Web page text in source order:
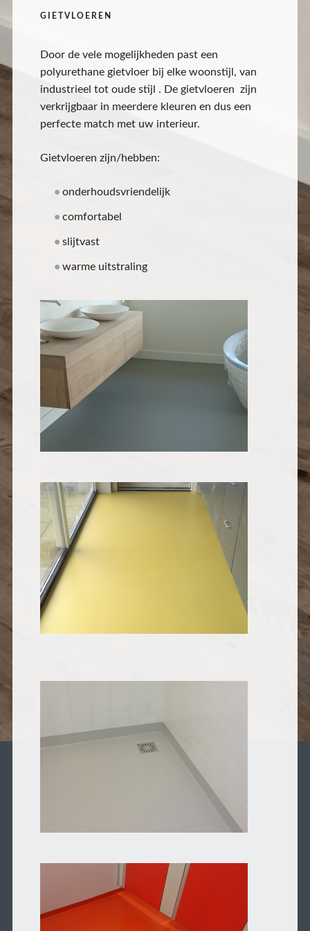
GIETVLOEREN
Door de vele mogelijkheden past een
polyurethane gietvloer bij elke woonstijl, van
industrieel tot oude stijl . De gietvloeren zijn
verkrijgbaar in meerdere kleuren en dus een
perfecte match met uw interieur.
Gietvloeren zijn/hebben:
onderhoudsvriendelijk
comfortabel
slijtvast
warme uitstraling